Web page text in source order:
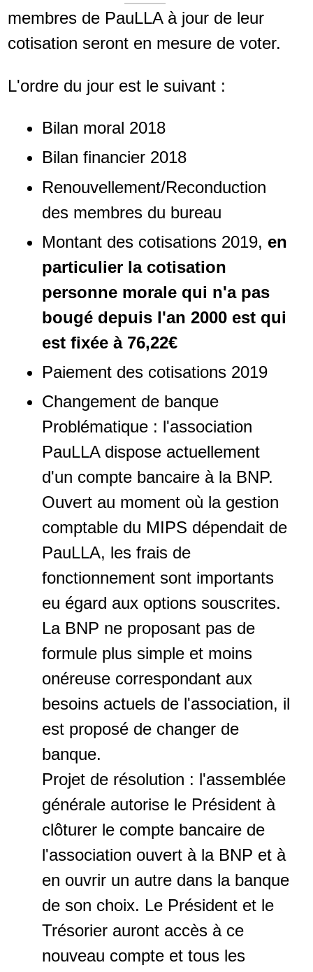
membres de PauLLA à jour de leur
cotisation seront en mesure de voter.
L'ordre du jour est le suivant :
Bilan moral 2018
Bilan financier 2018
Renouvellement/Reconduction
des membres du bureau
Montant des cotisations 2019, en
particulier la cotisation
personne morale qui n'a pas
bougé depuis l'an 2000 est qui
est fixée à 76,22€
Paiement des cotisations 2019
Changement de banque
Problématique : l'association
PauLLA dispose actuellement
d'un compte bancaire à la BNP.
Ouvert au moment où la gestion
comptable du MIPS dépendait de
PauLLA, les frais de
fonctionnement sont importants
eu égard aux options souscrites.
La BNP ne proposant pas de
formule plus simple et moins
onéreuse correspondant aux
besoins actuels de l'association, il
est proposé de changer de
banque.
Projet de résolution : l'assemblée
générale autorise le Président à
clôturer le compte bancaire de
l'association ouvert à la BNP et à
en ouvrir un autre dans la banque
de son choix. Le Président et le
Trésorier auront accès à ce
nouveau compte et tous les